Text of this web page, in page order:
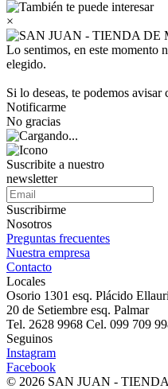
×
Lo sentimos, en este momento
elegido.
Si lo deseas, te podemos
Notificarme
No gracias
Suscribite a nuestro
newsletter
Suscribirme
Nosotros
Preguntas frecuentes
Nuestra empresa
Contacto
Locales
Osorio 1301 esq. Plácido Ellauri
20 de Setiembre esq. Palmar
Tel. 2628 9968 Cel. 099 709
Seguinos
Instagram
Facebook
© 2026 SAN JUAN -